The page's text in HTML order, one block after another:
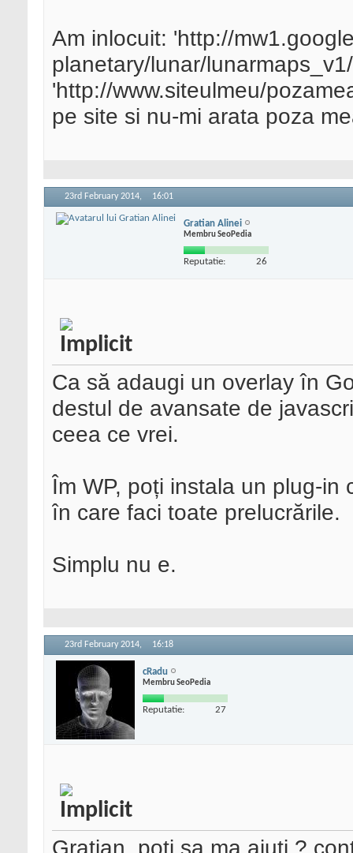
Am inlocuit: 'http://
planetary/lunar/
'http://www.siteulmeu/
pe site si nu-mi arata poza
23rd February 2014, 16:01
Gratian Alinei
Membru SeoPedia
Reputatie: 26
Ca să adaugi un overlay în
destul de avansate de
ceea ce vrei.
Îm WP, poți instala un plug-in
în care faci toate prelucrările.
Simplu nu e.
23rd February 2014, 16:18
cRadu
Membru SeoPedia
Reputatie: 27
Gratian, poti sa ma ajuti ?